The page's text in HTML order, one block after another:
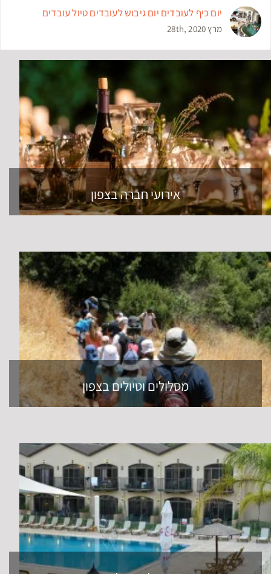
יום כיף לעובדים יום גיבוש לעובדים טיול עובדים
מרץ 28th, 2020
אירועי חברה בצפון
מסלולים וטיולים בצפון